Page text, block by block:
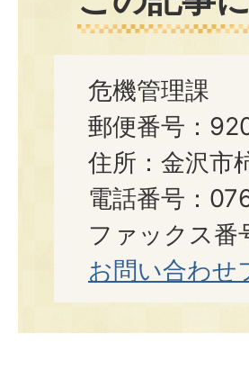
危機管理課
郵便番号：
住所：金沢市
電話番号：
ファックス
お問い合わせ